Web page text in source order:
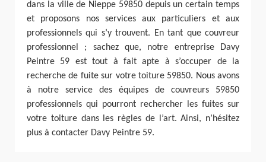
dans la ville de Nieppe 59850 depuis un certain temps
et proposons nos services aux particuliers et aux
professionnels qui s’y trouvent. En tant que couvreur
professionnel ; sachez que, notre entreprise Davy
Peintre 59 est tout à fait apte à s’occuper de la
recherche de fuite sur votre toiture 59850. Nous avons
à notre service des équipes de couvreurs 59850
professionnels qui pourront rechercher les fuites sur
votre toiture dans les règles de l’art. Ainsi, n’hésitez
plus à contacter Davy Peintre 59.